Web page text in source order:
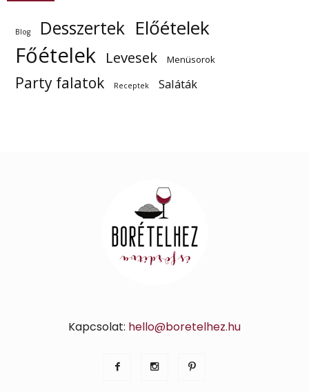
Blog Desszertek Előételek
Főételek Levesek Menüsorok
Party falatok Receptek Saláták
Kapcsolat: hello@boretelhez.hu